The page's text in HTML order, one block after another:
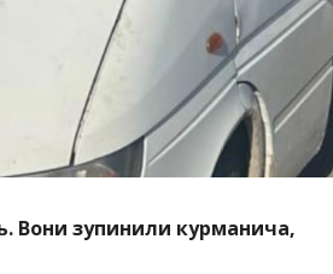
Вони зупинили курманича,